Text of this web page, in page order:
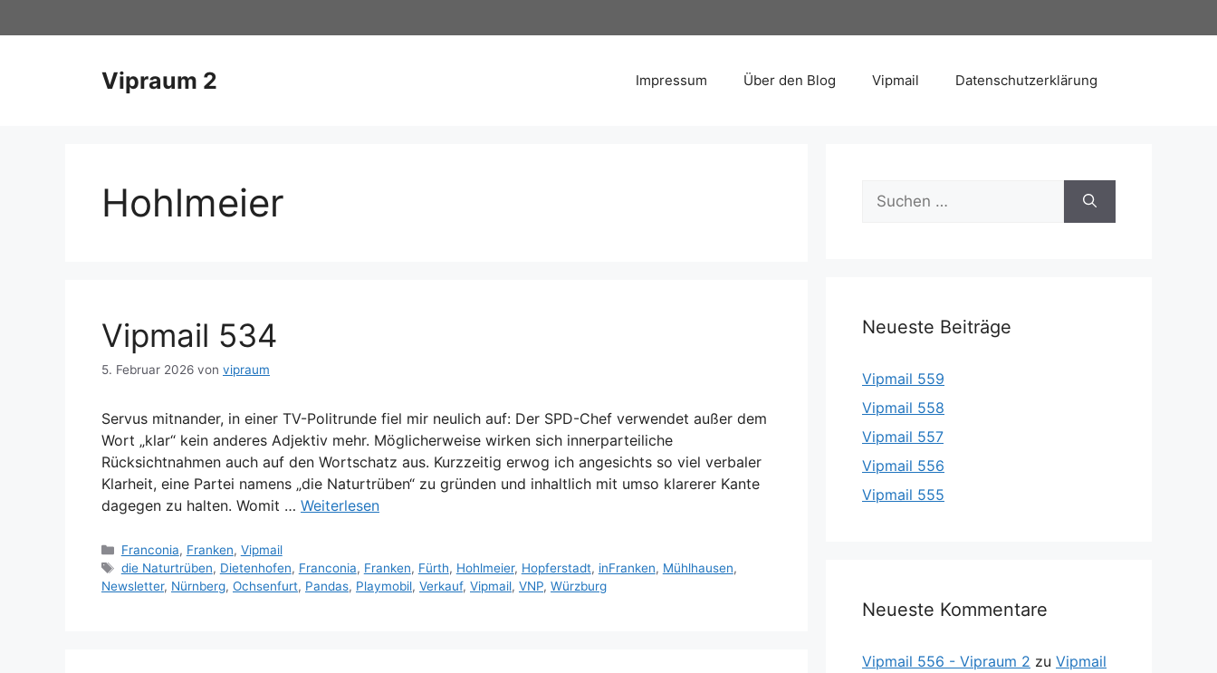
Inhalt
Vipraum 2 Impressum Über den Blog Vipmail Datenschutzerklärung
Hohlmeier
Vipmail 534
5. Februar 2026 von vipraum
Servus mitnander, in einer TV-Politrunde fiel mir neulich auf: Der SPD-Chef verwendet außer dem
Wort „klar“ kein anderes Adjektiv mehr. Möglicherweise wirken sich innerparteiliche
Rücksichtnahmen auch auf den Wortschatz aus. Kurzzeitig erwog ich angesichts so viel verbaler
Klarheit, eine Partei namens „die Naturtrüben“ zu gründen und inhaltlich mit umso klarerer Kante
dagegen zu halten. Womit … Weiterlesen
Kategorien
Franconia, Franken, Vipmail
Schlagwörter
die Naturtrüben, Dietenhofen, Franconia, Franken, Fürth, Hohlmeier, Hopferstadt, inFranken, Mühlhausen,
Newsletter, Nürnberg, Ochsenfurt, Pandas, Playmobil, Verkauf, Vipmail, VNP, Würzburg
Suche
nach:
Neueste Beiträge
Vipmail 559
Vipmail 558
Vipmail 557
Vipmail 556
Vipmail 555
Neueste Kommentare
Vipmail 556 - Vipraum 2 zu Vipmail